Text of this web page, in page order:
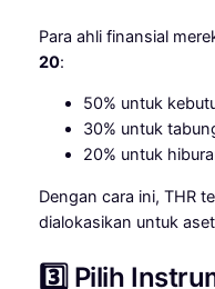
Para ahli finansial
20:
50% untuk
30% untuk
20% untuk
Dengan cara ini, THR
dialokasikan untuk
3️⃣ Pilih